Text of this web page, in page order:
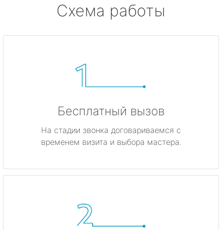
Схема работы
Бесплатный вызов
На стадии звонка договариваемся с
временем визита и выбора мастера.